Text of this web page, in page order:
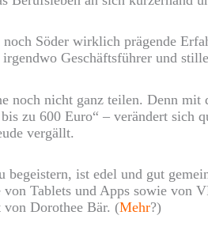
Söder wirklich prägende
Geschäftsführer und
noch nicht ganz teilen. Denn
zu 600 Euro“ – verändert sich
vergällt.
ist edel und gut
Tablets und Apps sowie von
von Dorothee Bär. (Mehr?)